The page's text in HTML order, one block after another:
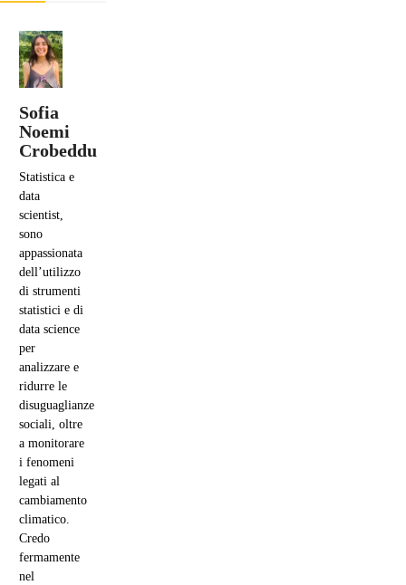
Sofia
Noemi
Crobeddu
Statistica e
data
scientist,
sono
appassionata
dell’utilizzo
di strumenti
statistici e di
data science
per
analizzare e
ridurre le
disuguaglianze
sociali, oltre
a monitorare
i fenomeni
legati al
cambiamento
climatico.
Credo
fermamente
nel